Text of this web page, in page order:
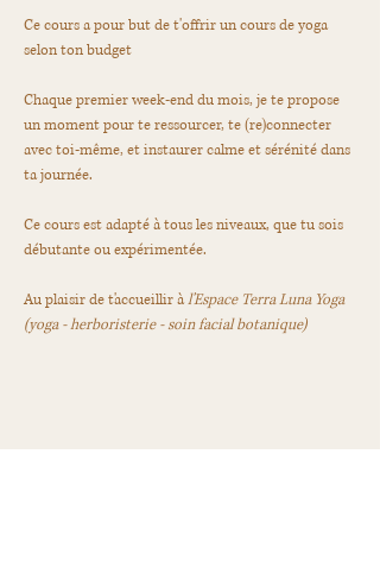
Ce cours a pour but de t'offrir un cours de yoga
selon ton budget
Chaque premier week-end du mois, je te propose
un moment pour te ressourcer, te (re)connecter
avec toi-même, et instaurer calme et sérénité dans
ta journée.
Ce cours est adapté à tous les niveaux, que tu sois
débutante ou expérimentée.
Au plaisir de t'accueillir à l'Espace Terra Luna Yoga
(yoga - herboristerie - soin facial botanique)